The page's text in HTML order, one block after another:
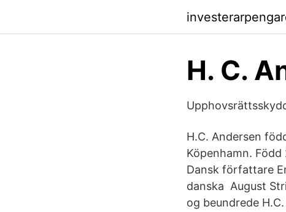
H. C.
H.C. Andersen
Köpenhamn.
Dansk författare
danska August
og beundrede